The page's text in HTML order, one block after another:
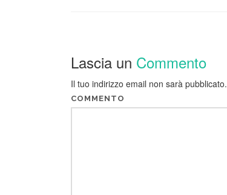
Lascia un Commento
Il tuo indirizzo email non sarà pubblicato.
COMMENTO